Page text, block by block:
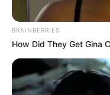
ตัดผมวันไห
ตัดผมวันอาทิต
BRAINBERRIES
How Did They Get Gina